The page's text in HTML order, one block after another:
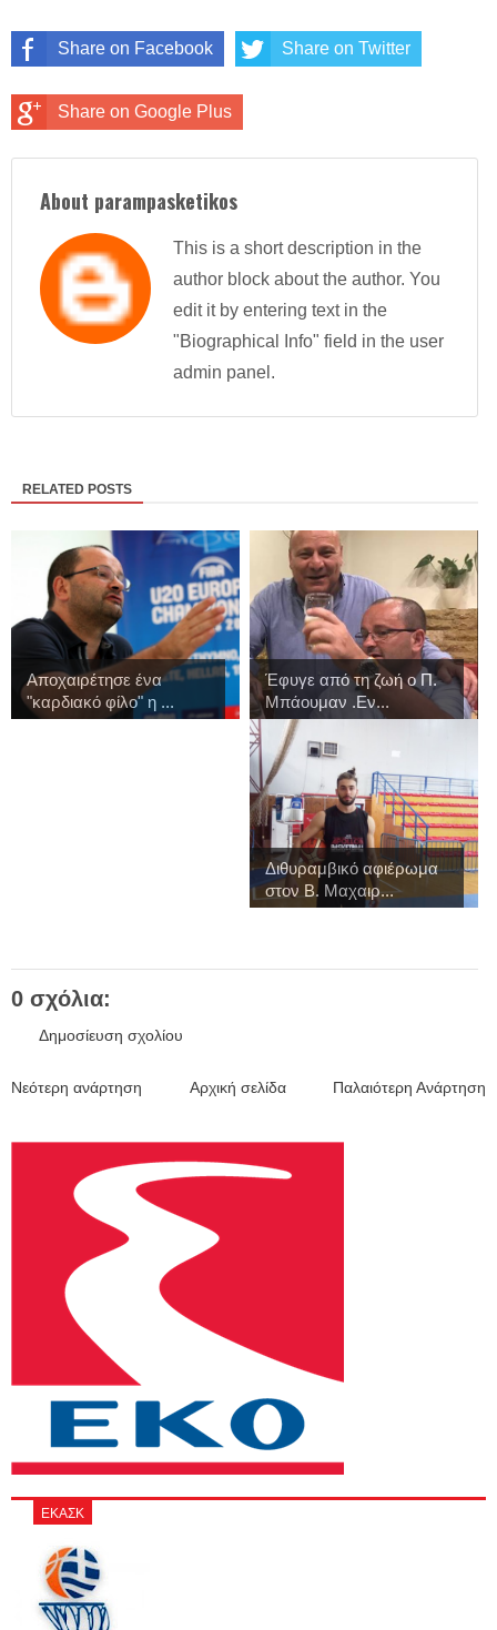
Share on Facebook Share on Twitter
Share on Google Plus
About parampasketikos
This is a short description in the
author block about the author. You
edit it by entering text in the
"Biographical Info" field in the user
admin panel.
RELATED POSTS
Αποχαιρέτησε ένα
"καρδιακό φίλο" η ...
Έφυγε από τη ζωή ο Π.
Μπάουμαν .Εν...
Διθυραμβικό αφιέρωμα
στον Β. Μαχαιρ...
0 σχόλια:
Δημοσίευση σχολίου
Νεότερη ανάρτηση Παλαιότερη Ανάρτηση
Αρχική σελίδα
ΕΚΑΣΚ